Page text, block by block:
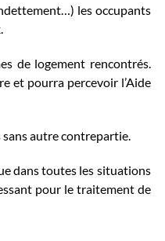
les occupants
de logement rencontrés.
et pourra percevoir l’Aide
autre contrepartie.
dans toutes les situations
pour le traitement de